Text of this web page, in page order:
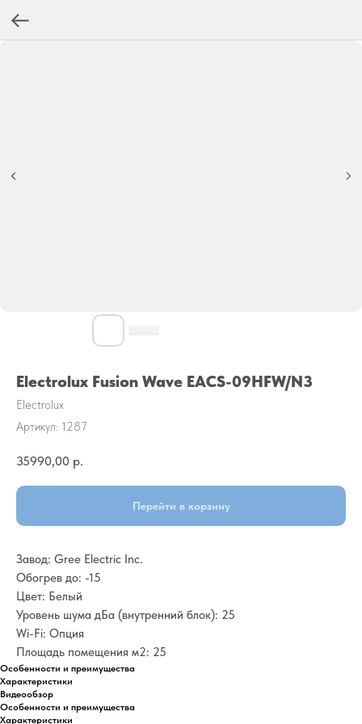
Electrolux Fusion Wave EACS-09HFW/N3
Electrolux
Артикул: 1287
35990,00 р.
Перейти в корзину
Завод: Gree Electric Inc.
Обогрев до: -15
Цвет: Белый
Уровень шума дБа (внутренний блок): 25
Wi-Fi: Опция
Площадь помещения м2: 25
Особенности и преимущества
Характеристики
Видеообзор
Особенности и преимущества
Характеристики